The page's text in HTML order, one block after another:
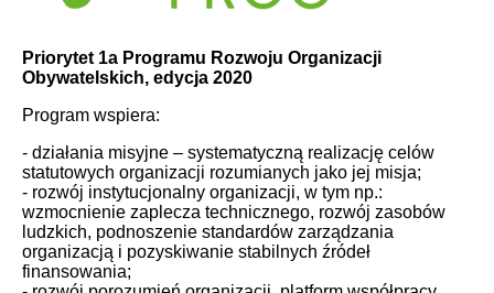
Priorytet 1a Programu Rozwoju Organizacji
Obywatelskich, edycja 2020
Program wspiera:
- działania misyjne – systematyczną realizację celów
statutowych organizacji rozumianych jako jej misja;
- rozwój instytucjonalny organizacji, w tym np.:
wzmocnienie zaplecza technicznego, rozwój zasobów
ludzkich, podnoszenie standardów zarządzania
organizacją i pozyskiwanie stabilnych źródeł
finansowania;